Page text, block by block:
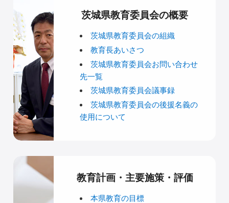
茨城県教育委員会の概要
茨城県教育委員会の組織
教育長あいさつ
茨城県教育委員会お問い合わせ
先一覧
茨城県教育委員会議事録
茨城県教育委員会の後援名義の
使用について
教育計画・主要施策・評価
本県教育の目標